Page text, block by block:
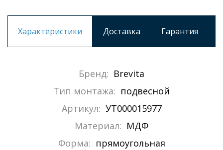
Характеристики Доставка Гарантия
Бренд: Brevita
Тип монтажа: подвесной
Артикул: УТ000015977
Материал: МДФ
Форма: прямоугольная